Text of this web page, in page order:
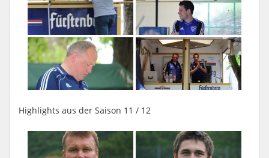
Highlights aus der Saison 11 / 12